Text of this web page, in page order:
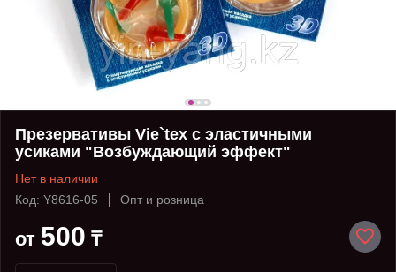
Презервативы Vie`tex с эластичными
усиками "Возбуждающий эффект"
Нет в наличии
Код: Y8616-05
Опт и розница
от 500 ₸